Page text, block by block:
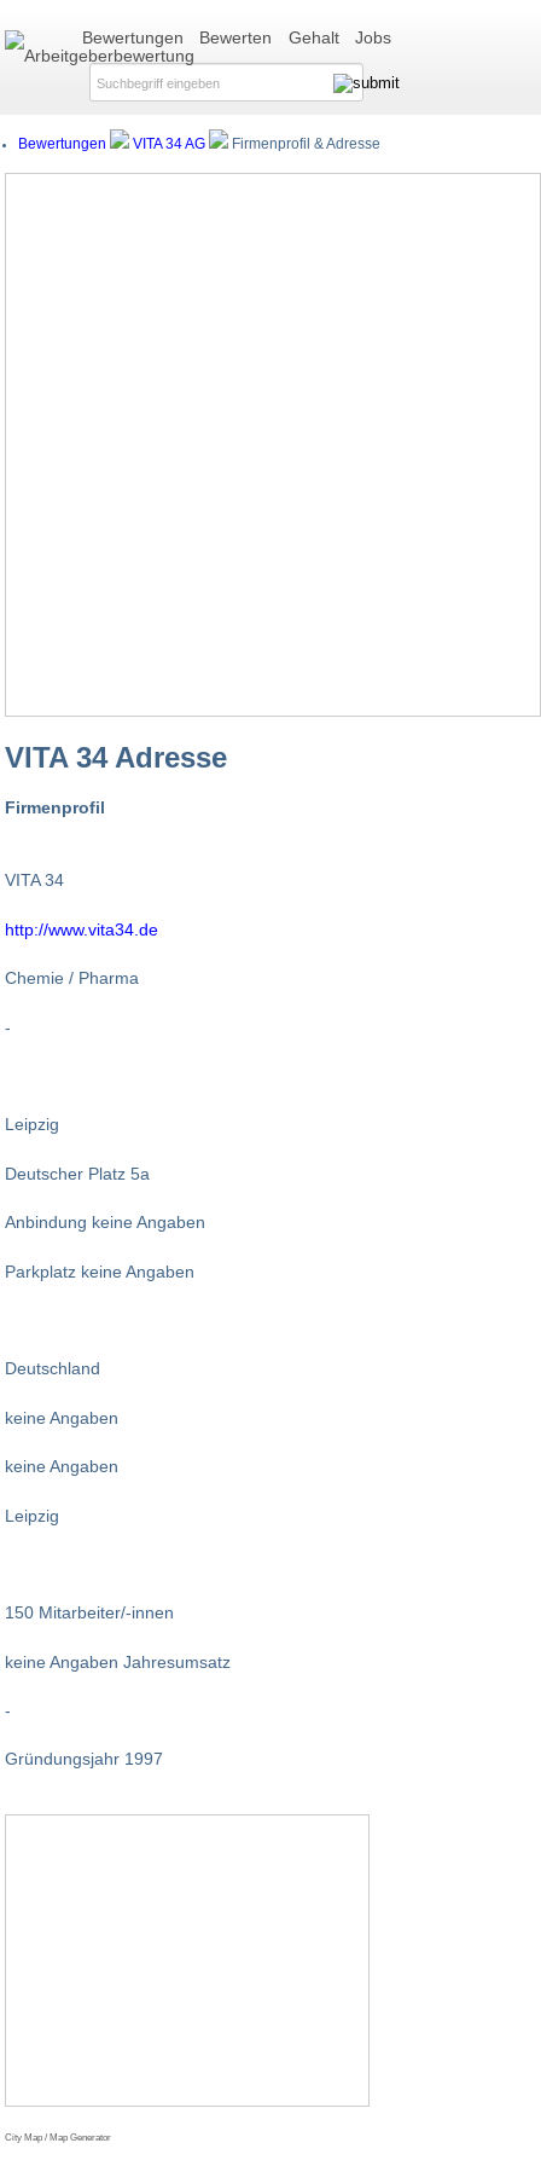
Bewertungen Bewerten Gehalt Jobs
Bewertungen VITA 34 AG Firmenprofil & Adresse
VITA 34 Adresse
Firmenprofil
VITA 34
http://www.vita34.de
Chemie / Pharma
-
Leipzig
Deutscher Platz 5a
Anbindung keine Angaben
Parkplatz keine Angaben
Deutschland
keine Angaben
keine Angaben
Leipzig
150 Mitarbeiter/-innen
keine Angaben Jahresumsatz
-
Gründungsjahr 1997
City Map / Map Generator